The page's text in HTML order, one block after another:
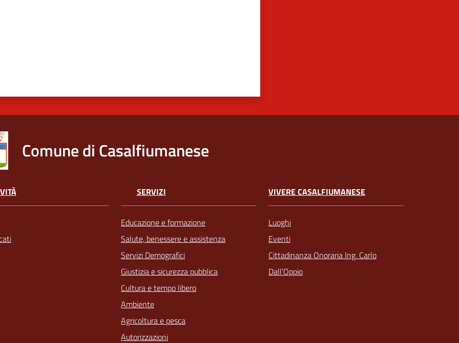
Comune di Casalfiumanese
SERVIZI
Educazione e formazione
Salute, benessere e assistenza
Servizi Demografici
Giustizia e sicurezza pubblica
Cultura e tempo libero
Ambiente
Agricoltura e pesca
Autorizzazioni
VIVERE CASALFIUMANESE
Luoghi
Eventi
Cittadinanza Onoraria Ing. Carlo
Dall’Oppio